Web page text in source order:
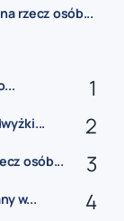
rzecz osób...
osób...
w...